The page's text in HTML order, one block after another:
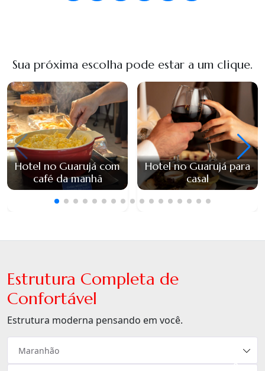
Sua próxima escolha pode estar a um clique.
Hotel no Guarujá com
café da manhã
Hotel no Guarujá para
casal
Estrutura Completa de
Confortável
Estrutura moderna pensando em você.
×
Maranhão